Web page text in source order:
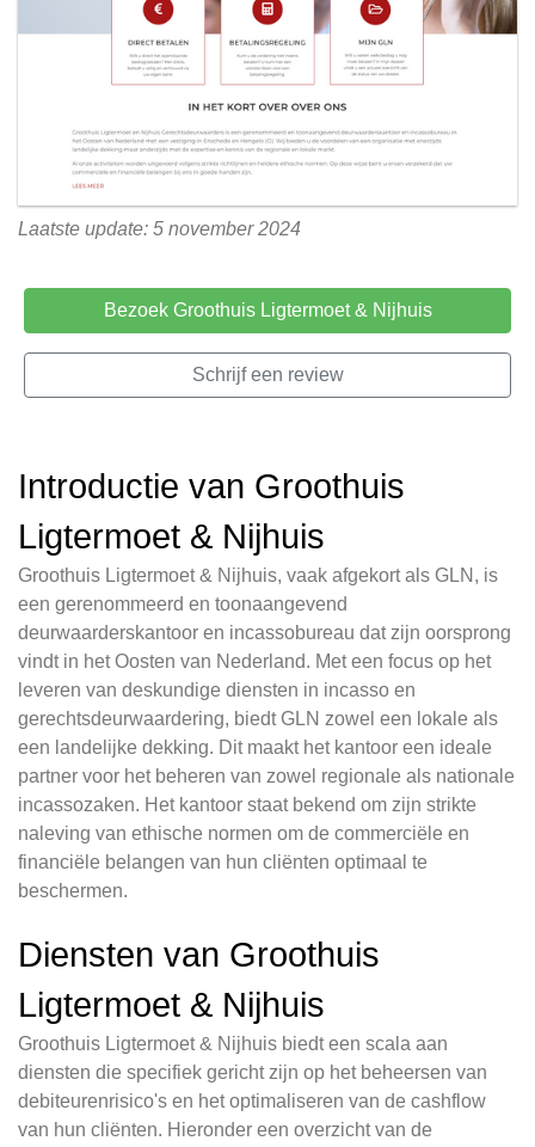
Laatste update: 5 november 2024
Bezoek Groothuis Ligtermoet & Nijhuis
Schrijf een review
Introductie van Groothuis
Ligtermoet & Nijhuis
Groothuis Ligtermoet & Nijhuis, vaak afgekort als GLN, is
een gerenommeerd en toonaangevend
deurwaarderskantoor en incassobureau dat zijn oorsprong
vindt in het Oosten van Nederland. Met een focus op het
leveren van deskundige diensten in incasso en
gerechtsdeurwaardering, biedt GLN zowel een lokale als
een landelijke dekking. Dit maakt het kantoor een ideale
partner voor het beheren van zowel regionale als nationale
incassozaken. Het kantoor staat bekend om zijn strikte
naleving van ethische normen om de commerciële en
financiële belangen van hun cliënten optimaal te
beschermen.
Diensten van Groothuis
Ligtermoet & Nijhuis
Groothuis Ligtermoet & Nijhuis biedt een scala aan
diensten die specifiek gericht zijn op het beheersen van
debiteurenrisico's en het optimaliseren van de cashflow
van hun cliënten. Hieronder een overzicht van de